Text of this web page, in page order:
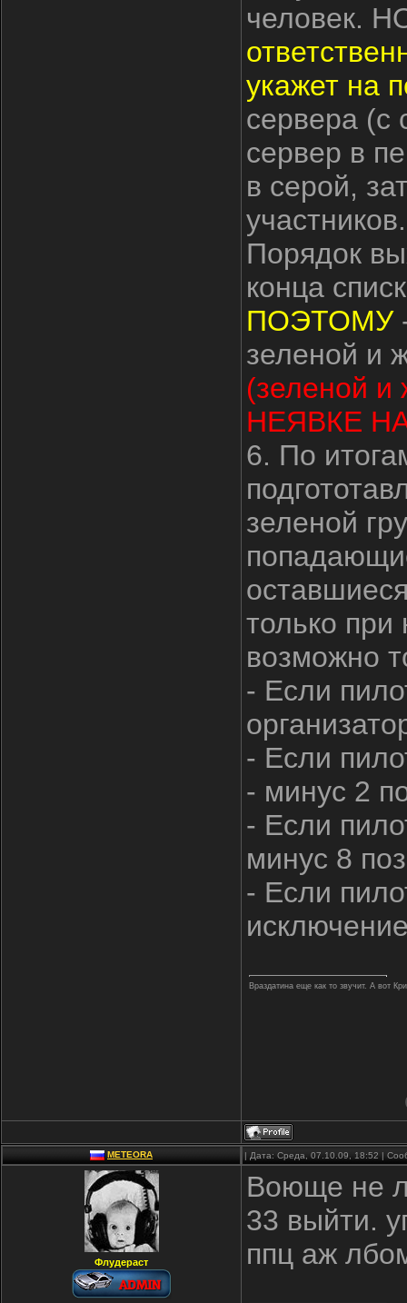
человек.
укажет на
сервера (с
сервер в
в серой,
участников.
Порядок
конца
ПОЭТОМУ
зеленой и
(зеленой
НЕЯВКЕ
6. По
зеленой
только
возможно
- Если
- Если
- минус 2
- Если
минус 8
- Если
Враздатина еще как то звучит. А вот
METEORA | Дата: Среда, 07.10.09, 18:52 |
Флудераст
Воюще не
33 выйти.
ппц аж